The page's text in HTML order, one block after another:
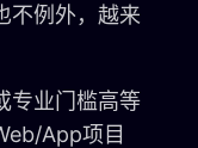
不例外，越来
专业门槛高等
App项目